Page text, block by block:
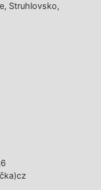
Struhlovsko,